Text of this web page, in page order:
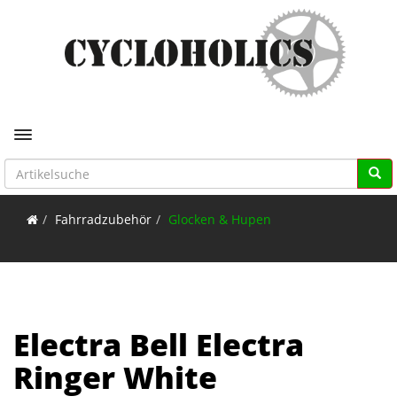
Toggle navigation
Fahrradzubehör Glocken & Hupen
Electra Bell Electra
Ringer White